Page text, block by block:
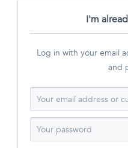
I'm
Log in with your email
and